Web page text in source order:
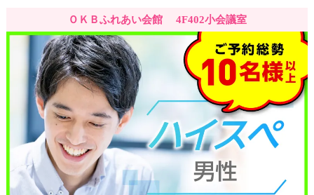
ＯＫＢふれあい会館 4F402小会議室